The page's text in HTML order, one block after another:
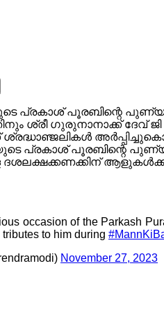
പ്രകാശ് പൂരബിന്റെ
ശ്രീ ഗുരുനാനാക്ക് ദേവ്
ശ്രദ്ധാഞ്ജലികള്‍
പ്രകാശ് പൂരബിന്റെ
ആളുകള്‍ക്ക്
occasion of the Parkash
to him during
November 27, 2023